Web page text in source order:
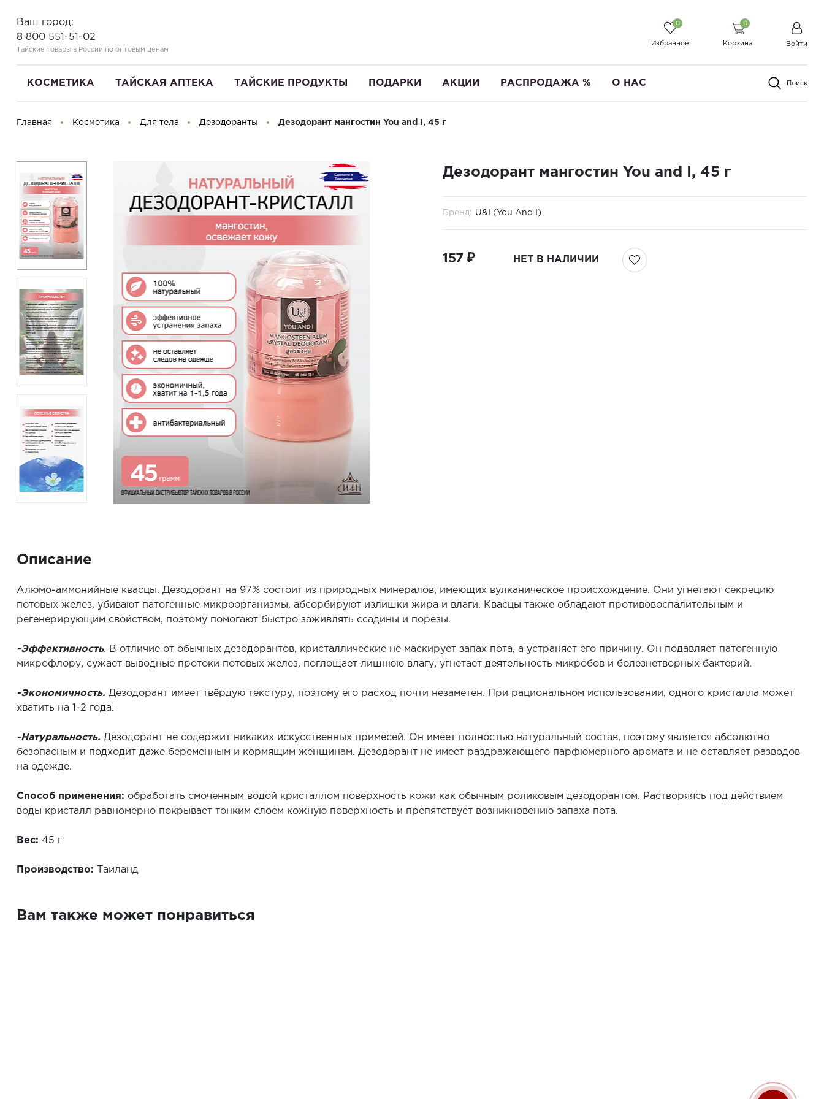
Ваш город:
8 800 551-51-02
Тайские товары в России по оптовым ценам
0
Избранное
0
Корзина Войти
КОСМЕТИКА ТАЙСКАЯ АПТЕКА ТАЙСКИЕ ПРОДУКТЫ ПОДАРКИ АКЦИИ РАСПРОДАЖА % О НАС Поиск
Главная Косметика Для тела Дезодоранты Дезодорант мангостин You and I, 45 г
Дезодорант мангостин You and I, 45 г
Бренд: U&I (You And I)
157 ₽ НЕТ В НАЛИЧИИ
Описание
Алюмо-аммонийные квасцы. Дезодорант на 97% состоит из природных минералов, имеющих вулканическое происхождение. Они угнетают секрецию
потовых желез, убивают патогенные микроорганизмы, абсорбируют излишки жира и влаги. Квасцы также обладают противовоспалительным и
регенерирующим свойством, поэтому помогают быстро заживлять ссадины и порезы.
-Эффективность. В отличие от обычных дезодорантов, кристаллические не маскирует запах пота, а устраняет его причину. Он подавляет патогенную
микрофлору, сужает выводные протоки потовых желез, поглощает лишнюю влагу, угнетает деятельность микробов и болезнетворных бактерий.
-Экономичность. Дезодорант имеет твёрдую текстуру, поэтому его расход почти незаметен. При рациональном использовании, одного кристалла может
хватить на 1-2 года.
-Натуральность. Дезодорант не содержит никаких искусственных примесей. Он имеет полностью натуральный состав, поэтому является абсолютно
безопасным и подходит даже беременным и кормящим женщинам. Дезодорант не имеет раздражающего парфюмерного аромата и не оставляет разводов
на одежде.
Способ применения: обработать смоченным водой кристаллом поверхность кожи как обычным роликовым дезодорантом. Растворяясь под действием
воды кристалл равномерно покрывает тонким слоем кожную поверхность и препятствует возникновению запаха пота.
Вес: 45 г
Производство: Таиланд
Вам также может понравиться